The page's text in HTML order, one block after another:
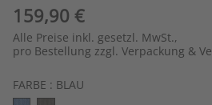
159,90 €
Alle Preise inkl. gesetzl. MwSt.,
pro Bestellung zzgl. Verpackung &
FARBE : BLAU